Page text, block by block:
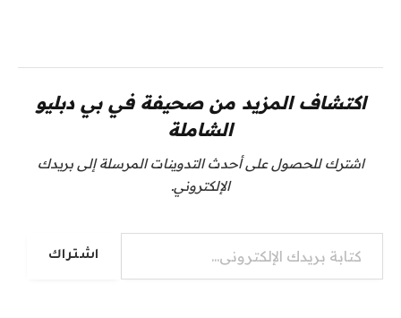
اكتشاف المزيد من صحيفة في بي دبليو
الشاملة
اشترك للحصول على أحدث التدوينات المرسلة إلى بريدك
الإلكتروني.
كتابة بريدك الإلكتروني...
اشتراك